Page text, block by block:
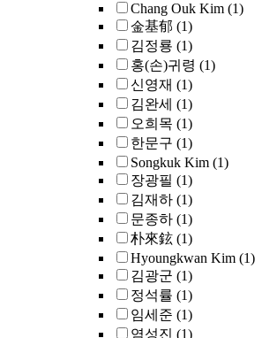
Chang Ouk Kim (1)
金基郁 (1)
김정룡 (1)
홍(손)귀령 (1)
신영재 (1)
김완세 (1)
오희목 (1)
한문구 (1)
Songkuk Kim (1)
장광필 (1)
김재하 (1)
문종하 (1)
朴來鉉 (1)
Hyoungkwan Kim (1)
김광군 (1)
정석률 (1)
임세준 (1)
염성진 (1)